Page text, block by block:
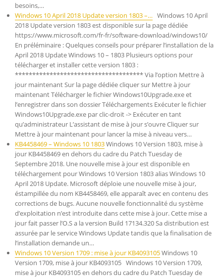
besoins,…
Windows 10 April 2018 Update version 1803 –… Windows 10 April
2018 Update version 1803 est disponible sur la page dédiée
https://www.microsoft.com/fr-fr/software-download/windows10/
En préléminaire : Quelques conseils pour préparer l’installation de la
April 2018 Update Windows 10 – 1803 Plusieurs options pour
télécharger et installer cette version 1803 :
************************************* Via l’option Mettre à
jour maintenant Sur la page dédiée cliquer sur Mettre à jour
maintenant Télécharger le fichier Windows10Upgrade.exe et
l’enregistrer dans son dossier Téléchargements Exécuter le fichier
Windows10Upgrade.exe par clic-droit -> Exécuter en tant
qu’administrateur L’assistant de mise à jour s’ouvre Cliquer sur
Mettre à jour maintenant pour lancer la mise à niveau vers…
KB4458469 – Windows 10 1803Windows 10 Version 1803, mise à
jour KB4458469 en dehors du cadre du Patch Tuesday de
Septembre 2018. Une nouvelle mise à jour est disponible en
téléchargement pour Windows 10 Version 1803 alias Windows 10
April 2018 Update. Microsoft déploie une nouvelle mise à jour,
éstampillée du nom KB4458469, elle apparaît avec en contenu des
corrections de bugs. Aucune nouvelle fonctionnalité du système
d’exploitation n’est introduite dans cette mise à jour. Cette mise a
jour fait passer l’O.S a la version Build 17134.320 Sa distribution est
assurée par le service Windows Update tandis que la finalisation de
l’installation demande un…
Windows 10 Version 1709 : mise à jour KB4093105Windows 10
Version 1709, mise à jour KB4093105 Windows 10 Version 1709,
mise à jour KB4093105 en dehors du cadre du Patch Tuesday de